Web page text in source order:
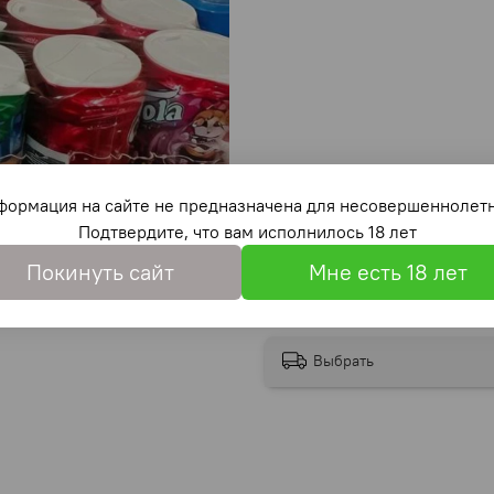
Выбрать
на сайте не предназначена для
Подтвердите, что вам исполнилось 18 лет
Покинуть сайт Мне есть 18 лет